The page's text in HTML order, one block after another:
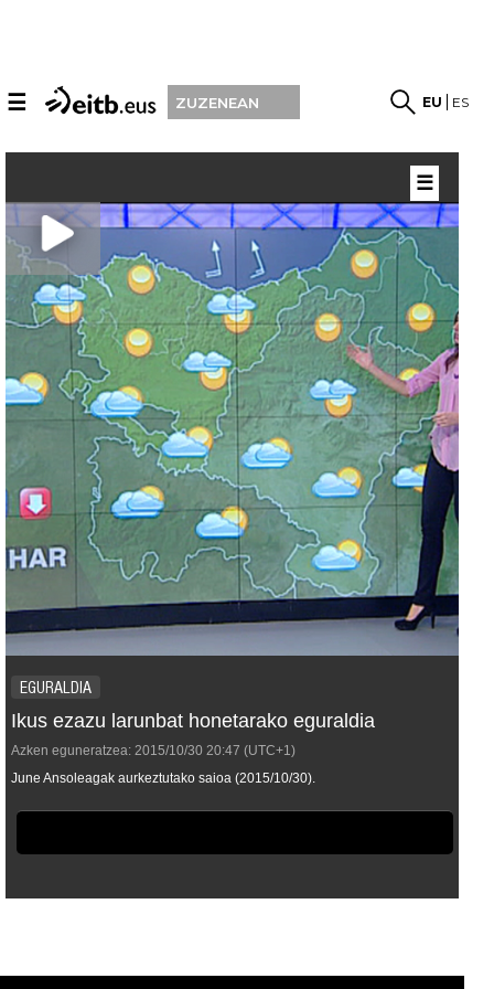
☰ ZUZENEAN EU ES
EGURALDIA
Ikus ezazu larunbat honetarako eguraldia
Azken eguneratzea: 2015/10/30 20:47 (UTC+1)
June Ansoleagak aurkeztutako saioa (2015/10/30).
☰